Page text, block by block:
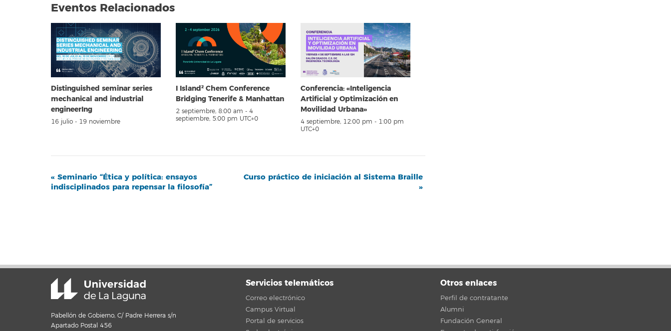
Eventos Relacionados
Distinguished seminar series
mechanical and industrial
engineerIng
16 julio - 19 noviembre
I Island² Chem Conference
Bridging Tenerife & Manhattan
2 septiembre, 8:00 am - 4
septiembre, 5:00 pm UTC+0
Conferencia: «Inteligencia
Artificial y Optimización en
Movilidad Urbana»
4 septiembre, 12:00 pm - 1:00 pm
UTC+0
Navegación
del
« Seminario “Ética y política: ensayos
indisciplinados para repensar la filosofía”
Curso práctico de iniciación al Sistema Braille
»
Pabellón de Gobierno, C/ Padre Herrera s/n
Apartado Postal 456
Servicios telemáticos
Correo electrónico
Campus Virtual
Portal de servicios
Otros enlaces
Perfil de contratante
Alumni
Fundación General